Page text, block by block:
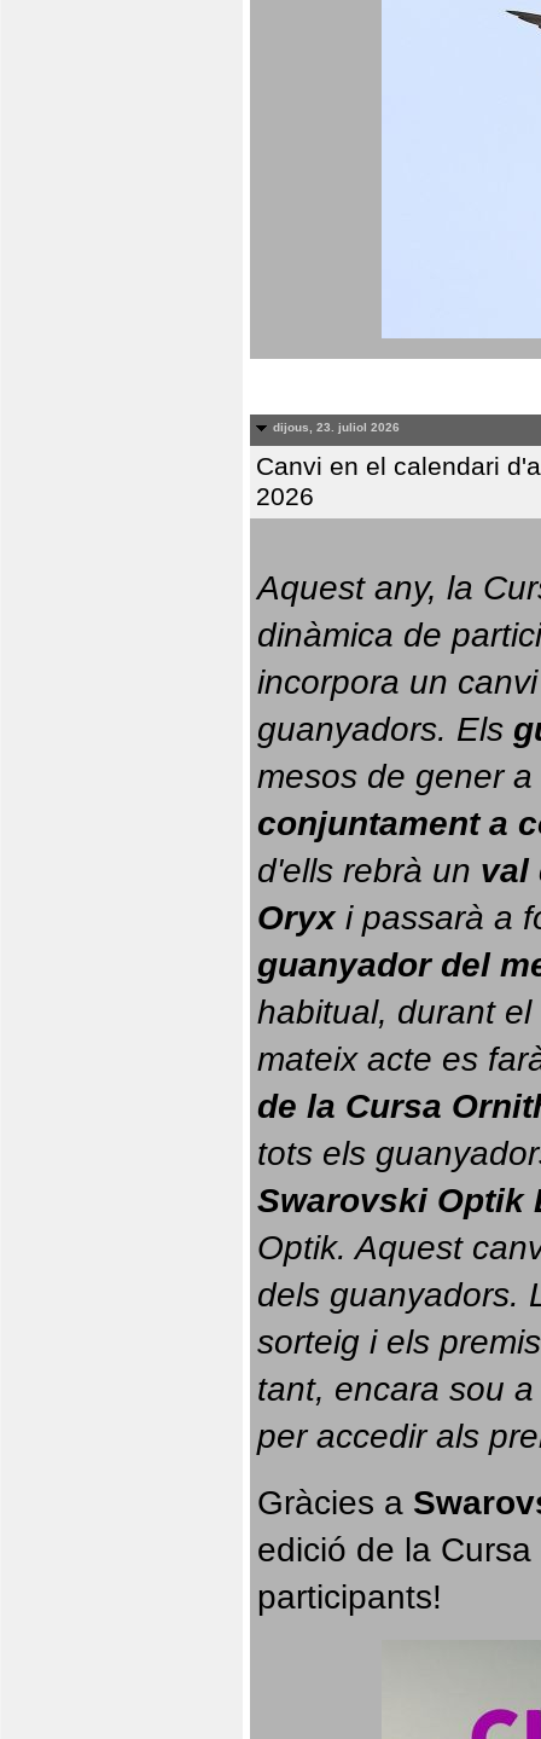
dijous, 23. juliol 2026
Canvi en el calendari
2026
Aquest any, la
dinàmica de
incorpora un
guanyadors. Els
conjuntament a
d'ells rebrà un val
Oryx i passarà a
guanyador del
habitual, durant el
mateix acte es
de la Cursa
tots els
Swarovski Optik
Optik. Aquest
dels guanyadors.
sorteig i els
tant, encara sou
per accedir als
Gràcies a
edició de la
participants!